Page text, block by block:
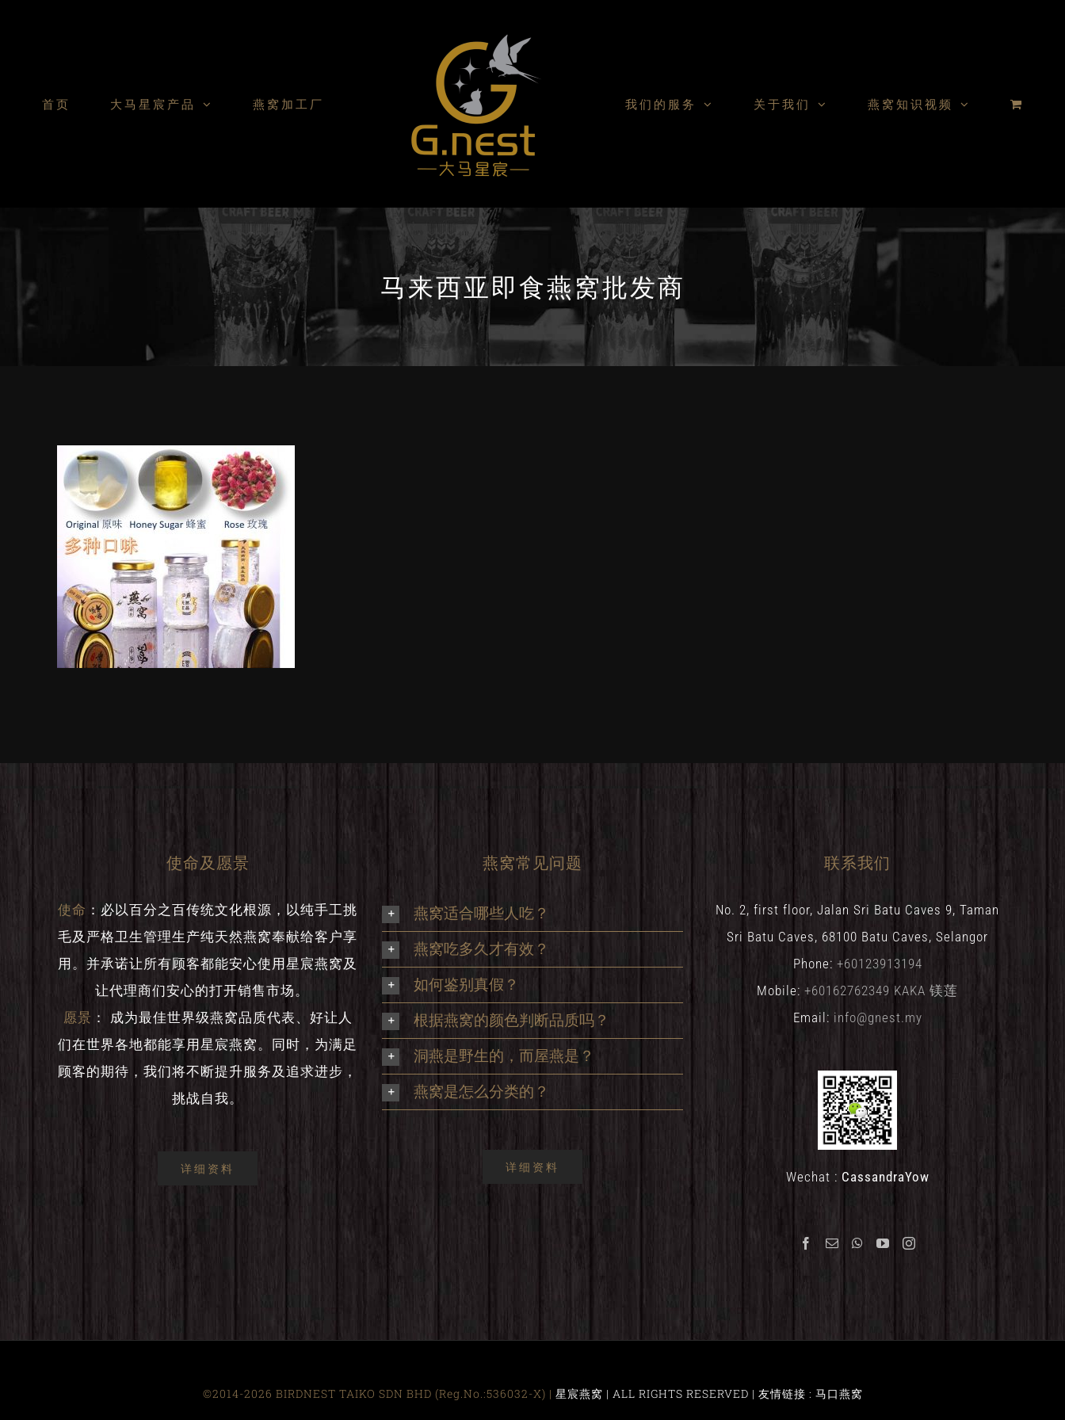
首页 大马星宸产品 燕窝加工厂 我们的服务 关于我们 燕窝知识视频
马来西亚即食燕窝批发商
使命及愿景
使命 ： 必以百分之百传统文化根源，以纯手工挑
毛及严格卫生管理生产纯天然燕窝奉献给客户享
用。并承诺让所有顾客都能安心使用星宸燕窝及
让代理商们安心的打开销售市场。
愿景 ：
成为最佳世界级燕窝品质代表、好让人
们在世界各地都能享用星宸燕窝。同时，为满足
顾客的期待，我们将不断提升服务及追求进步，
挑战自我。
详细资料
燕窝常见问题
燕窝适合哪些人吃？
燕窝吃多久才有效？
如何鉴别真假？
根据燕窝的颜色判断品质吗？
洞燕是野生的，而屋燕是？
燕窝是怎么分类的？
详细资料
联系我们
No. 2, first floor, Jalan Sri Batu Caves 9, Taman
Sri Batu Caves, 68100 Batu Caves, Selangor
Phone: +60123913194
Mobile: +60162762349 KAKA 镁莲
Email: info@gnest.my
Wechat : CassandraYow
©2014-2026 BIRDNEST TAIKO SDN BHD (Reg.No.:536032-X) | 星宸燕窝 | ALL RIGHTS RESERVED | 友情链接 : 马口燕窝